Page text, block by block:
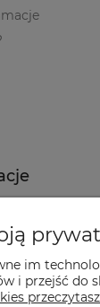
sklepu
im
i przejść do